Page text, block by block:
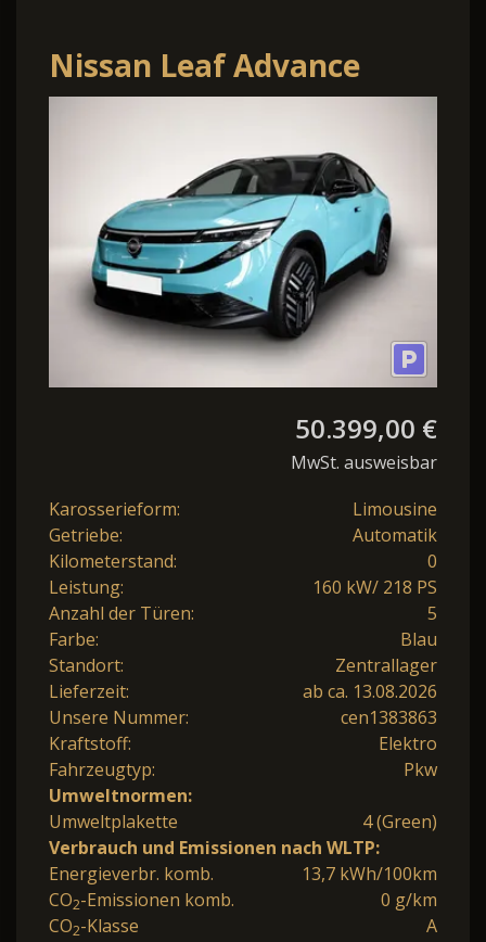
Nissan Leaf Advance
75kWh V2L 2FL
Panorama-Glasdach ''n
50.399,00 €
MwSt. ausweisbar
Karosserieform:
Limousine
Getriebe:
Automatik
Kilometerstand:
0
Leistung:
160 kW/ 218 PS
Anzahl der Türen:
5
Farbe:
Blau
Standort:
Zentrallager
Lieferzeit:
ab ca. 13.08.2026
Unsere Nummer:
cen1383863
Kraftstoff:
Elektro
Fahrzeugtyp:
Pkw
Umweltnormen:
Umweltplakette
4 (Green)
Verbrauch und Emissionen nach WLTP:
Energieverbr. komb.
13,7 kWh/100km
CO2-Emissionen komb.
0 g/km
CO2-Klasse A